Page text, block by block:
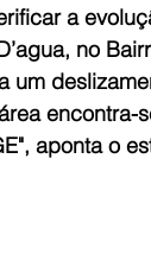
a
no
um
aponta o